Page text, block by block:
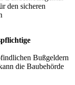
den sicheren
Bußgeldern
die Baubehörde